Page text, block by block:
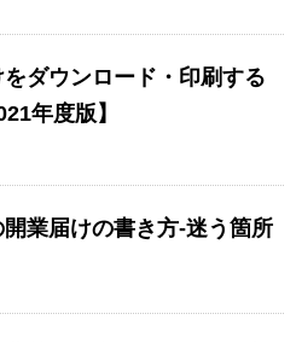
をダウンロード・印刷する
年度版】
業届けの書き方-迷う箇所